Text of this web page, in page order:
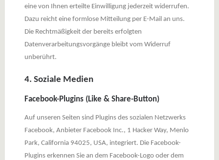
eine von Ihnen erteilte Einwilligung jederzeit widerrufen.
Dazu reicht eine formlose Mitteilung per E-Mail an uns.
Die Rechtmäßigkeit der bereits erfolgten
Datenverarbeitungsvorgänge bleibt vom Widerruf
unberührt.
4. Soziale Medien
Facebook-Plugins (Like & Share-Button)
Auf unseren Seiten sind Plugins des sozialen Netzwerks
Facebook, Anbieter Facebook Inc., 1 Hacker Way, Menlo
Park, California 94025, USA, integriert. Die Facebook-
Plugins erkennen Sie an dem Facebook-Logo oder dem